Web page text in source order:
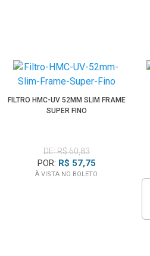
FILTRO HMC-UV 52MM SLIM FRAME
SUPER FINO
DE: R$ 60,83
POR: R$ 57,75
À VISTA NO BOLETO